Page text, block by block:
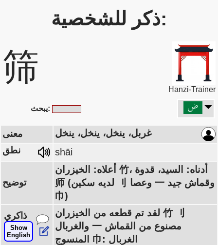
ذكر للشخصية:
筛
Hanzi-Trainer
يبحث:
معنى غربل، ينخل، ينخل، ينخل
نطق shāi
توضيح
أعلاه: الخيزران 竹، أدناه: السيد، قدوة
师 (لديه سكين 刂 وعصا 一 وقماش جيد
巾)
ذاكري
Show
English
لقد تم قطعه من الخيزران 竹 刂
والغربال 一 مصنوع من القماش
المنسوج 巾: الغربال